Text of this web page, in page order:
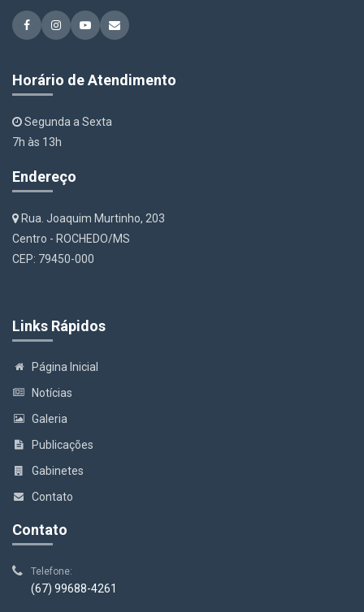
Horário de Atendimento
Segunda a Sexta
7h às 13h
Endereço
Rua. Joaquim Murtinho, 203
Centro - ROCHEDO/MS
CEP: 79450-000
Links Rápidos
Página Inicial
Notícias
Galeria
Publicações
Gabinetes
Contato
Contato
Telefone:
(67) 99688-4261